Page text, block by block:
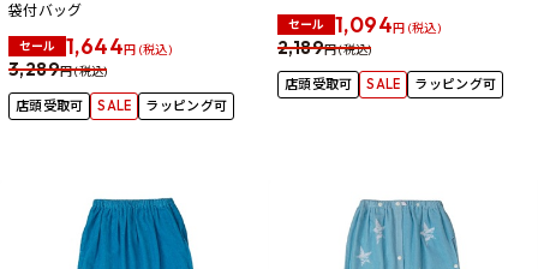
袋付バッグ
セール 1,644円 (税込)
3,289円 (税込)
店頭受取可 SALE ラッピング可
セール 1,094円 (税込)
2,189円 (税込)
店頭受取可 SALE ラッピング可